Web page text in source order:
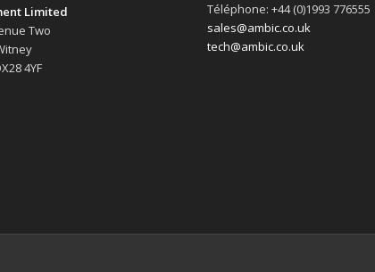
Limited
Two
4YF
Téléphone: +44 (0)1993 776555
sales@ambic.co.uk
tech@ambic.co.uk